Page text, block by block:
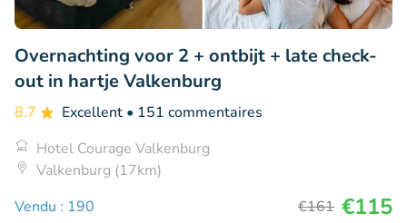
Overnachting voor 2 + ontbijt + late check-
out in hartje Valkenburg
8.7 Excellent • 151 commentaires
Hotel Courage Valkenburg
Valkenburg (17km)
Vendu : 190
€161 €115